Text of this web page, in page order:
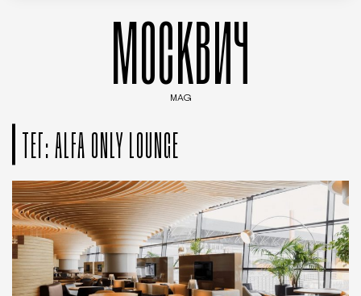
МОСКВИЧ
MAG
ТЕГ: ALFA ONLY LOUNGE